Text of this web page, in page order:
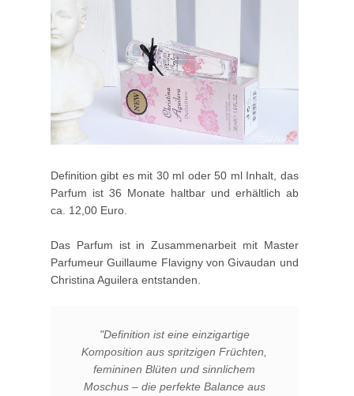
Definition gibt es mit 30 ml oder 50 ml Inhalt, das
Parfum ist 36 Monate haltbar und erhältlich ab
ca. 12,00 Euro.
Das Parfum ist in Zusammenarbeit mit Master
Parfumeur Guillaume Flavigny von Givaudan und
Christina Aguilera entstanden.
"Definition ist eine einzigartige
Komposition aus spritzigen Früchten,
femininen Blüten und sinnlichem
Moschus – die perfekte Balance aus